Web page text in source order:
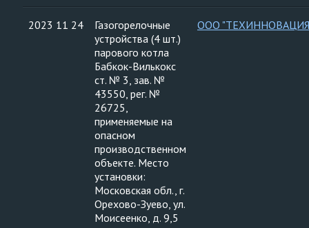
2023 11 24
Газогорелочные
устройства (4 шт.)
парового котла
Бабкок-Вилькокс
ст. № 3, зав. №
43550, рег. №
26725,
применяемые на
опасном
производственном
объекте. Место
установки:
Московская обл., г.
Орехово-Зуево, ул.
Моисеенко, д. 9,5
ООО